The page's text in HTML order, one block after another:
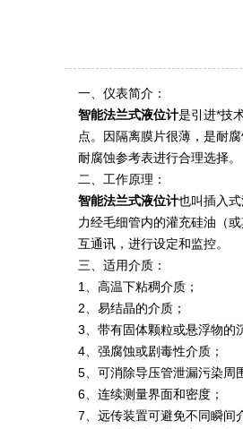
一、仪表简介：
智能法兰式液位计是引进*技
点。因隔离膜片很薄，是耐
耐腐蚀参考表进行合理选择。
二、工作原理：
智能法兰式液位计也叫插入
力经毛细管内的灌充硅油（
互通讯，进行设定和监控。
三、适用介质：
1、高温下粘稠介质；
2、易结晶的介质；
3、带有固体颗粒或悬浮物的
4、强腐蚀或剧毒性介质；
5、可消除导压管泄漏污染周
6、连续测量界面和密度；
7、远传装置可避免不同瞬间